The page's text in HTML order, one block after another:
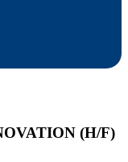
(H/F)